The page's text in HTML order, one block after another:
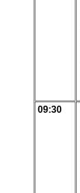
09:30